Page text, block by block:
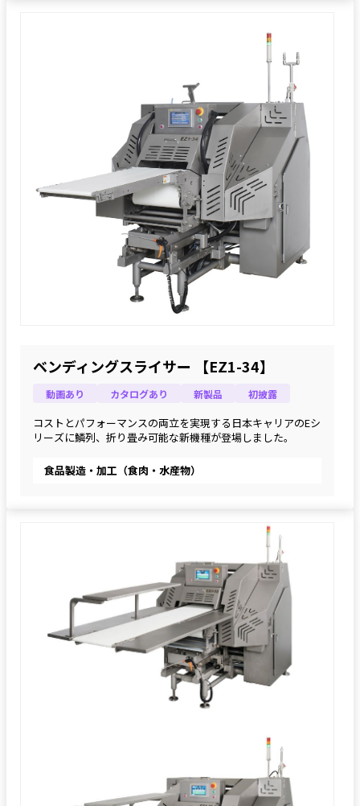
ベンディングスライサー 【EZ1-34】
動画あり カタログあり 新製品 初披露
コストとパフォーマンスの両立を実現する日本キャリアのEシ
リーズに鱗列、折り畳み可能な新機種が登場しました。
食品製造・加工（食肉・水産物）